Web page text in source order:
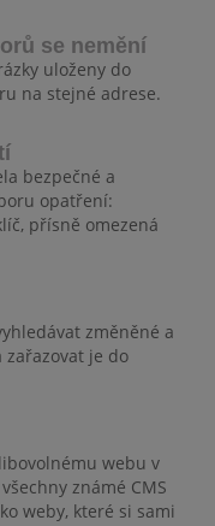
se nemění
uloženy do
na stejné adrese.
bezpečné a
opatření:
přísně omezená
změněné a
zařazovat je do
webu v
známé CMS
weby, které si sami